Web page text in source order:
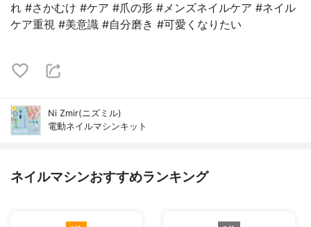
れ #さかむけ #ケア #爪の形 #メンズネイルケア #ネイル
ケア重視 #美意識 #自分磨き #可愛くなりたい
Ni Zmir(ニズミル)
電動ネイルマシンキット
ネイルマシンおすすめランキング